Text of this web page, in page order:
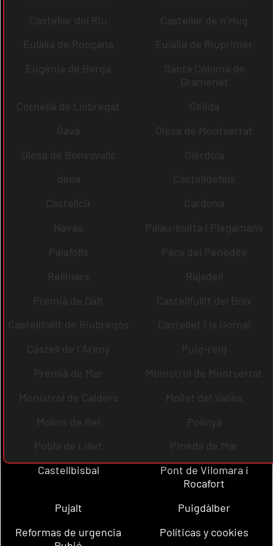
Castellar del Riu
Castellar de n´Hug
Eulàlia de Ronçana
Eulàlia de Riuprimer
Eugènia de Berga
Santa Coloma de
Gramenet
Cornellà de Llobregat
Gelida
Gavà
Olesa de Montserrat
Olesa de Bonesvalls
Olèrdola
dena
Castelldefels
Castellcir
Cardona
Navas
Palau-solità i Plegamans
Palafolls
Pacs del Penedès
Rellinars
Rajadell
Premià de Dalt
Castellfullit del Boix
Castellfollit de Riubregós
Castellet i la Gornal
Castell de l´Areny
Puig-reig
Premià de Mar
Monistrol de Montserrat
Monistrol de Calders
Mollet del Vallès
Molins de Rei
Polinyà
Pobla de Lillet
Pineda de Mar
Castellbisbal
Pont de Vilomara i
Rocafort
Pujalt
Puigdàlber
Reformas de urgencia
Políticas y cookies